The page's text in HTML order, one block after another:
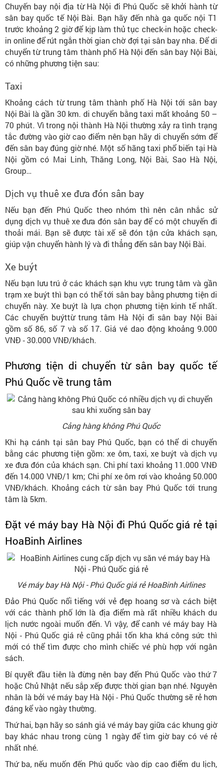
Chuyến bay nội địa từ Hà Nội đi Phú Quốc sẽ khởi hành từ
sân bay quốc tế Nội Bài. Bạn hãy đến nhà ga quốc nội T1
trước khoảng 2 giờ để kịp làm thủ tục check-in hoặc check-
in online để rút ngắn thời gian chờ đợi tại sân bay nha. Để di
chuyển từ trung tâm thành phố Hà Nội đến sân bay Nội Bài,
có những phương tiện sau:
Taxi
Khoảng cách từ trung tâm thành phố Hà Nội tới sân bay
Nội Bài là gần 30 km. di chuyển bằng taxi mất khoảng 50 –
70 phút. Vì trong nội thành Hà Nội thường xảy ra tình trạng
tắc đường vào giờ cao điểm nên bạn hãy di chuyển sớm để
đến sân bay đúng giờ nhé. Một số hãng taxi phổ biến tại Hà
Nội gồm có Mai Linh, Thăng Long, Nội Bài, Sao Hà Nội,
Group…
Dịch vụ thuê xe đưa đón sân bay
Nếu bạn đến Phú Quốc theo nhóm thì nên cân nhắc sử
dụng dịch vụ thuê xe đưa đón sân bay để có một chuyến đi
thoải mái. Bạn sẽ được tài xế sẽ đón tận cửa khách sạn,
giúp vận chuyển hành lý và đi thẳng đến sân bay Nội Bài.
Xe buýt
Nếu bạn lưu trú ở các khách sạn khu vực trung tâm và gần
trạm xe buýt thì bạn có thể tới sân bay bằng phương tiện di
chuyển này. Xe buýt là lựa chọn phương tiện kinh tế nhất.
Các chuyến buýttừ trung tâm Hà Nội đi sân bay Nội Bài
gồm số 86, số 7 và số 17. Giá vé dao động khoảng 9.000
VNĐ - 30.000 VNĐ/khách.
Phương tiện di chuyển từ sân bay quốc tế
Phú Quốc về trung tâm
Cảng hàng không Phú Quốc
Khi hạ cánh tại sân bay Phú Quốc, bạn có thể di chuyển
bằng các phương tiện gồm: xe ôm, taxi, xe buýt và dịch vụ
xe đưa đón của khách sạn. Chi phí taxi khoảng 11.000 VNĐ
đến 14.000 VNĐ/1 km; Chi phí xe ôm rơi vào khoảng 50.000
VNĐ/khách. Khoảng cách từ sân bay Phú Quốc tới trung
tâm là 5km.
Đặt vé máy bay Hà Nội đi Phú Quốc giá rẻ tại
HoaBinh Airlines
Vé máy bay Hà Nội - Phú Quốc giá rẻ HoaBinh Airlines
Đảo Phú Quốc nổi tiếng với vẻ đẹp hoang sơ và cách biệt
với các thành phố lớn là địa điểm mà rất nhiều khách du
lịch nước ngoài muốn đến. Vì vậy, để canh vé máy bay Hà
Nội - Phú Quốc giá rẻ cũng phải tốn kha khá công sức thì
mới có thể tìm được cho mình chiếc vé phù hợp với ngân
sách.
Bí quyết đầu tiên là đừng nên bay đến Phú Quốc vào thứ 7
hoặc Chủ Nhật nếu sắp xếp được thời gian bạn nhé. Nguyên
nhân là bởi vé máy bay Hà Nội - Phú Quốc thường sẽ rẻ hơn
đáng kể vào ngày thường.
Thứ hai, bạn hãy so sánh giá vé máy bay giữa các khung giờ
bay khác nhau trong cùng 1 ngày để tìm giờ bay có vé rẻ
nhất nhé.
Thứ ba, nếu muốn đến Phú quốc vào dịp cao điểm du lịch,